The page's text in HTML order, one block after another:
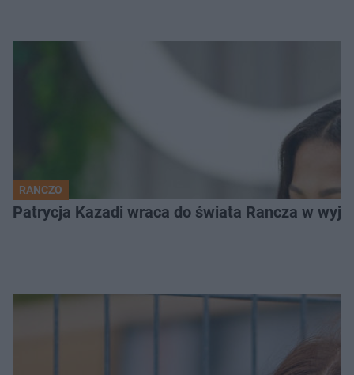
RANCZO
Patrycja Kazadi wraca do świata Rancza w